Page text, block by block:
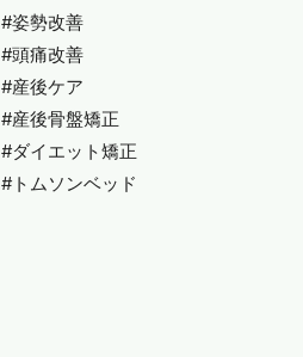
#姿勢改善
#頭痛改善
#産後ケア
#産後骨盤矯正
#ダイエット矯正
#トムソンベッド